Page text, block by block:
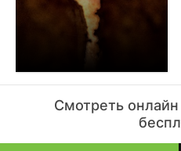
Смотреть онлайн